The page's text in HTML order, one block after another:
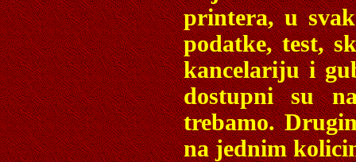
printera, u
podatke, test,
kancelariju i
dostupni su
trebamo.
na jednim